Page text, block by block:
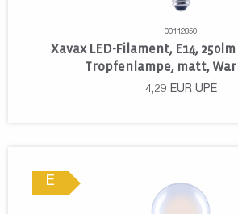
00112850
Xavax LED-Filament, E14,
Tropfenlampe, matt,
4,29 EUR UPE
E